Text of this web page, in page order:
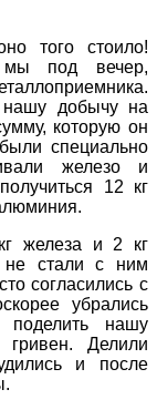
того стоило!
мы под вечер,
.
нашу добычу на
которую он
специально
железо и
12 кг
железа и 2 кг
стали с ним
согласились с
убрались
нашу
Делили
и после